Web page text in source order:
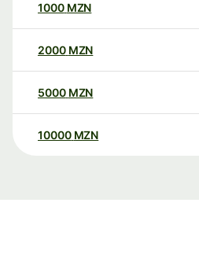
1000 MZN
2000 MZN
5000 MZN
10000 MZN